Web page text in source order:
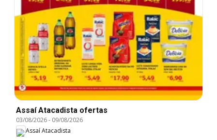
Assaí Atacadista ofertas
03/08/2026- 09/08/2026
Assaí Atacadista